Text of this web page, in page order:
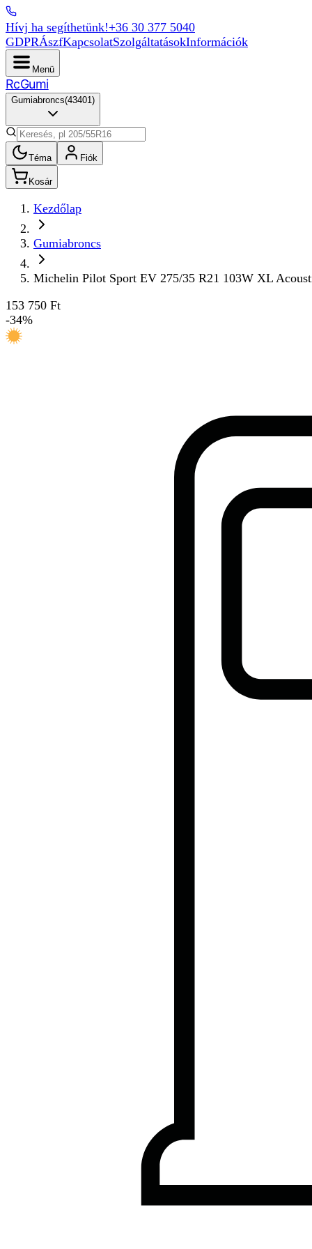
Hívj ha segíthetünk!+36 30 377 5040
GDPRÁszfKapcsolatSzolgáltatásokInformációk
Menü
RcGumi
Gumiabroncs(43401)
Téma Fiók
Kosár
Kezdőlap
Gumiabroncs
Michelin Pilot Sport EV 275/35 R21 103W XL
153 750 Ft
-34%